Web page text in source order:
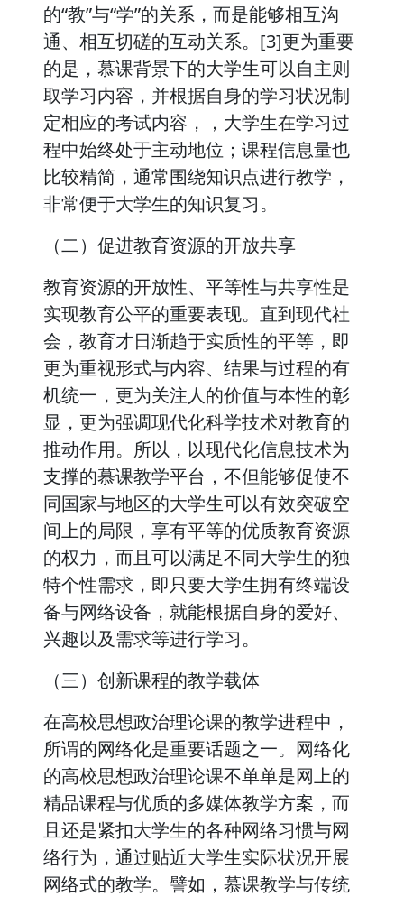
的“教”与“学”的关系，而是能够相互沟
通、相互切磋的互动关系。[3]更为重要
的是，慕课背景下的大学生可以自主则
取学习内容，并根据自身的学习状况制
定相应的考试内容，，大学生在学习过
程中始终处于主动地位；课程信息量也
比较精简，通常围绕知识点进行教学，
非常便于大学生的知识复习。
（二）促进教育资源的开放共享
教育资源的开放性、平等性与共享性是
实现教育公平的重要表现。直到现代社
会，教育才日渐趋于实质性的平等，即
更为重视形式与内容、结果与过程的有
机统一，更为关注人的价值与本性的彰
显，更为强调现代化科学技术对教育的
推动作用。所以，以现代化信息技术为
支撑的慕课教学平台，不但能够促使不
同国家与地区的大学生可以有效突破空
间上的局限，享有平等的优质教育资源
的权力，而且可以满足不同大学生的独
特个性需求，即只要大学生拥有终端设
备与网络设备，就能根据自身的爱好、
兴趣以及需求等进行学习。
（三）创新课程的教学载体
在高校思想政治理论课的教学进程中，
所谓的网络化是重要话题之一。网络化
的高校思想政治理论课不单单是网上的
精品课程与优质的多媒体教学方案，而
且还是紧扣大学生的各种网络习惯与网
络行为，通过贴近大学生实际状况开展
网络式的教学。譬如，慕课教学与传统